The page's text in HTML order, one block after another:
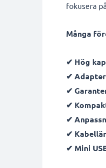
fokusera
Många
✔ Hög
✔
✔
✔
✔
✔
✔ Mini